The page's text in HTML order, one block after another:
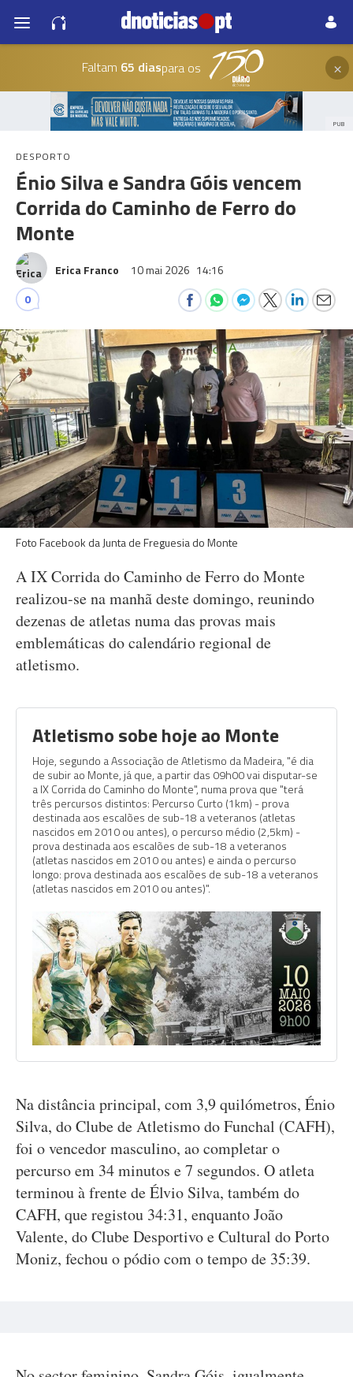
Faltam 65 diaspara os ×
PUB
DESPORTO
Énio Silva e Sandra Góis vencem
Corrida do Caminho de Ferro do
Monte
Erica Franco 10 mai 2026 14:16
0
Foto Facebook da Junta de Freguesia do Monte
A IX Corrida do Caminho de Ferro do Monte
realizou-se na manhã deste domingo, reunindo
dezenas de atletas numa das provas mais
emblemáticas do calendário regional de
atletismo.
Atletismo sobe hoje ao Monte
Hoje, segundo a Associação de Atletismo da Madeira, "é dia
de subir ao Monte, já que, a partir das 09h00 vai disputar-se
a IX Corrida do Caminho do Monte", numa prova que "terá
três percursos distintos: Percurso Curto (1km) - prova
destinada aos escalões de sub-18 a veteranos (atletas
nascidos em 2010 ou antes), o percurso médio (2,5km) -
prova destinada aos escalões de sub-18 a veteranos
(atletas nascidos em 2010 ou antes) e ainda o percurso
longo: prova destinada aos escalões de sub-18 a veteranos
(atletas nascidos em 2010 ou antes)".
Na distância principal, com 3,9 quilómetros, Énio
Silva, do Clube de Atletismo do Funchal (CAFH),
foi o vencedor masculino, ao completar o
percurso em 34 minutos e 7 segundos. O atleta
terminou à frente de Élvio Silva, também do
CAFH, que registou 34:31, enquanto João
Valente, do Clube Desportivo e Cultural do Porto
Moniz, fechou o pódio com o tempo de 35:39.